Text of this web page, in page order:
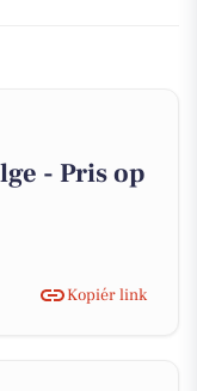
- Pris op
Kopiér link